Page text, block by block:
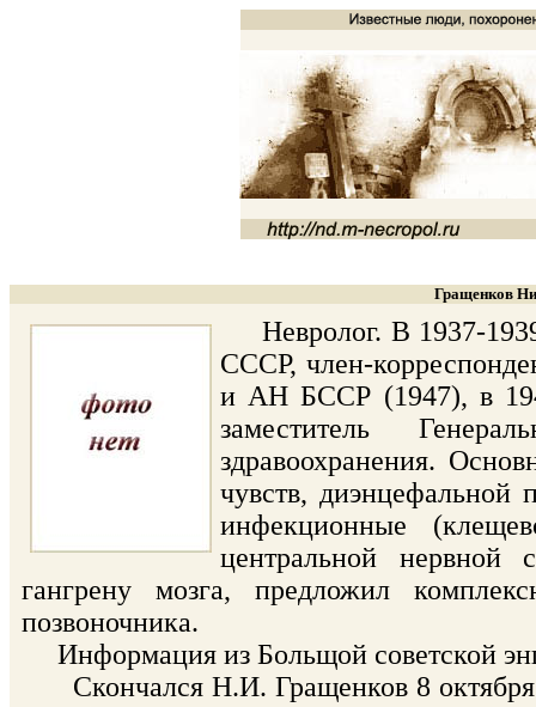
Гращенков
Невролог. В 1937-1939
СССР, член-
и АН БССР (1947), в
заместитель
здравоохранения.
чувств, диэнцефальной
инфекционные
центральной нервной
гангрену мозга, предложил
позвоночника.
Информация из Больщой советской
Скончался Н.И. Гращенков 8 октября